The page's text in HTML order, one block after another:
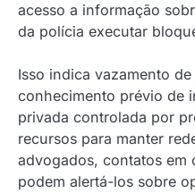
acesso a informação
da polícia executar
Isso indica vazamento
conhecimento prévio de
privada controlada por
recursos para manter
advogados, contatos
podem alertá-los sobre